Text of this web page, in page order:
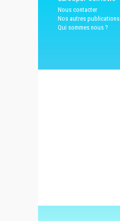
Nous contacter
Nos autres publications
Qui sommes nous ?